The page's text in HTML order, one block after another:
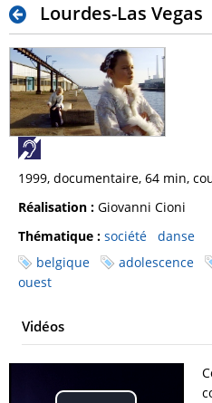
Lourdes-Las Vegas
1999, documentaire, 64 min,
Réalisation : Giovanni Cioni
Thématique : société
danse
belgique
adolescence
ouest
Vidéos